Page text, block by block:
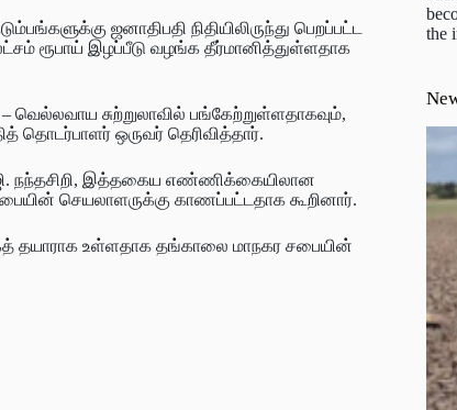
ஜனாதிபதி நிதியிலிருந்து பெறப்பட்ட
ரூபாய் இழப்பீடு வழங்க தீர்மானித்துள்ளதாக
சுற்றுலாவில் பங்கேற்றுள்ளதாகவும்,
தொடர்பாளர் ஒருவர் தெரிவித்தார்.
நந்தசிறி, இத்தகைய எண்ணிக்கையிலான
செயலாளருக்கு காணப்பட்டதாக கூறினார்.
தயாராக உள்ளதாக தங்காலை மாநகர சபையின்
the